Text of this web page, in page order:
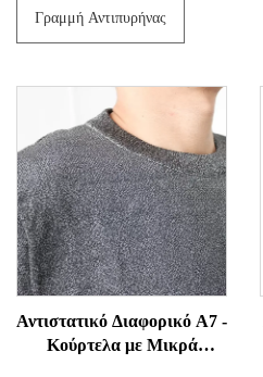
Γραμμή Αντιπυρήνας
Αντιστατικό Διαφορικό Α7 -
Κούρτελα με Μικρά